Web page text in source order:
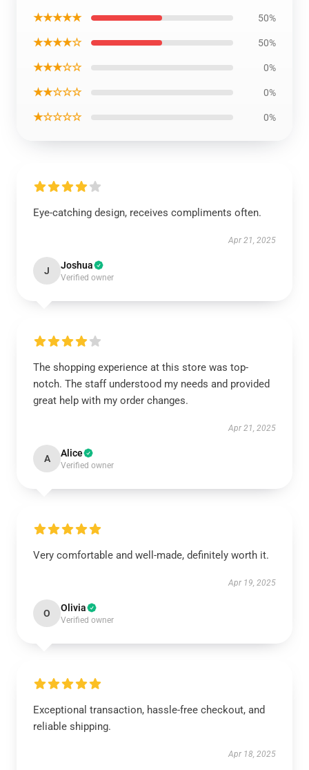
★★★★★ 50%
★★★★☆ 50%
★★★☆☆ 0%
★★☆☆☆ 0%
★☆☆☆☆ 0%
Eye-catching design, receives compliments often.
Apr 21, 2025
J Joshua
Verified owner
The shopping experience at this store was top-
notch. The staff understood my needs and provided
great help with my order changes.
Apr 21, 2025
A Alice
Verified owner
Very comfortable and well-made, definitely worth it.
Apr 19, 2025
O Olivia
Verified owner
Exceptional transaction, hassle-free checkout, and
reliable shipping.
Apr 18, 2025